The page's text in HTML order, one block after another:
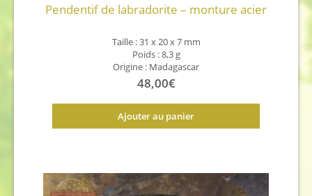
Pendentif de labradorite – monture acier
Taille : 31 x 20 x 7 mm
Poids : 8,3 g
Origine : Madagascar
48,00€
Ajouter au panier